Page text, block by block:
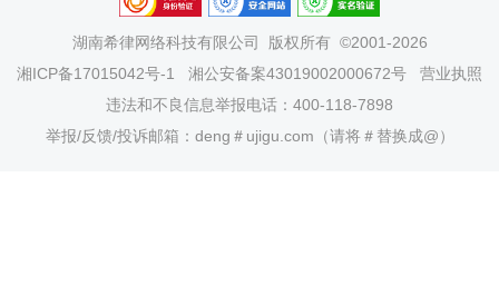
湖南希律网络科技有限公司
版权所有 ©2001-2026
湘ICP备17015042号-1
湘公安备案43019002000672号
营业执照
违法和不良信息举报电话：400-118-7898
举报/反馈/投诉邮箱：deng＃ujigu.com（请将＃替换成@）